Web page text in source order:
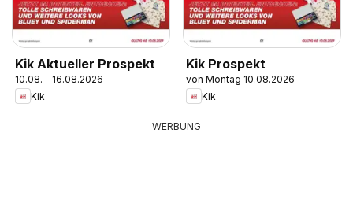
Kik Aktueller Prospekt
10.08. - 16.08.2026
Kik
Kik Prospekt
von Montag 10.08.2026
Kik
WERBUNG